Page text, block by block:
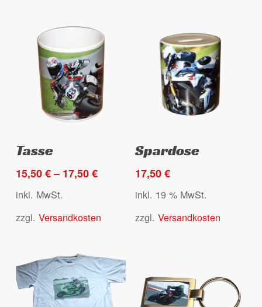
Produktseite
gewählt
werden
Produktseite
gewählt
werden
Produkt
weist
Varianten
auf.
können
auf
Tasse
15,50€– 17,50€
inkl. MwSt.
zzgl. Versandkosten
Spardose
17,50€
inkl. 19 % MwSt.
zzgl.Versandkosten